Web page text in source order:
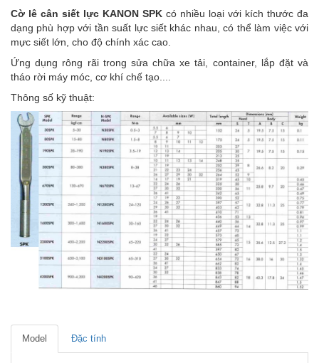
Cờ lê cân siết lực KANON SPK có nhiều loại với kích thước đa
dạng phù hợp với tần suất lực siết khác nhau, có thể làm việc với
mực siết lớn, cho độ chính xác cao.
Ứng dụng rông rãi trong sửa chữa xe tải, container, lắp đặt và
tháo rời máy móc, cơ khí chế tạo....
Thông số kỹ thuật:
Model Đặc tính